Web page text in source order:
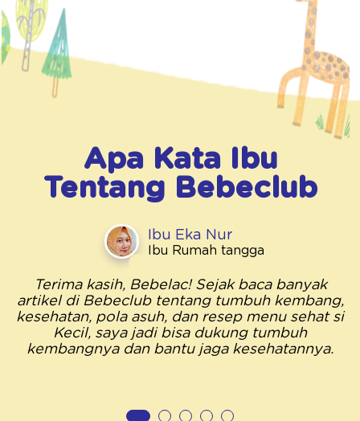
Apa Kata Ibu
Tentang Bebeclub
Ibu Eka Nur
Ibu Rumah tangga
Terima kasih, Bebelac! Sejak baca banyak
artikel di Bebeclub tentang tumbuh kembang,
kesehatan, pola asuh, dan resep menu sehat si
Kecil, saya jadi bisa dukung tumbuh
kembangnya dan bantu jaga kesehatannya.